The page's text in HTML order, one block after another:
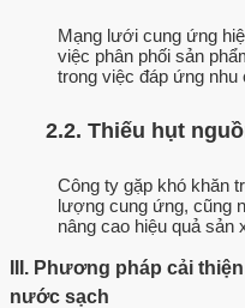
Mạng lưới cung ứng
việc phân phối sản
trong việc đáp ứng nhu
2.2. Thiếu hụt
Công ty gặp khó khăn
lượng cung ứng, cũng
nâng cao hiệu quả sản
III. Phương pháp cải
nước sạch